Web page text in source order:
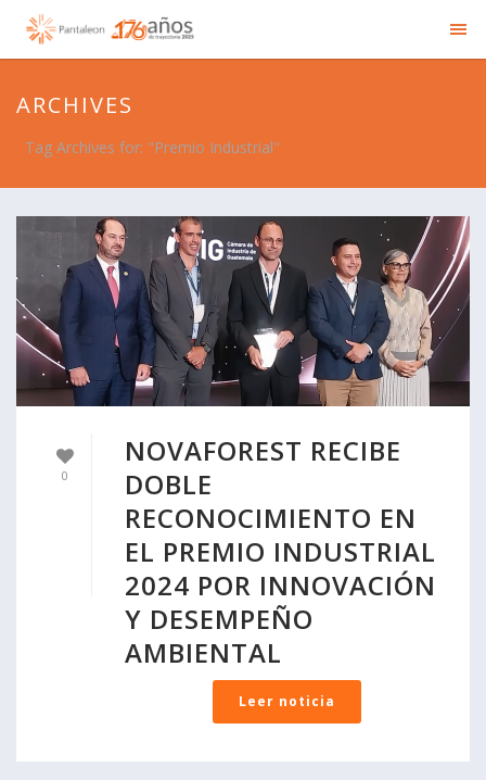
ARCHIVES
Tag Archives for: "Premio Industrial"
0
NOVAFOREST RECIBE
DOBLE
RECONOCIMIENTO EN
EL PREMIO INDUSTRIAL
2024 POR INNOVACIÓN
Y DESEMPEÑO
AMBIENTAL
Leer noticia